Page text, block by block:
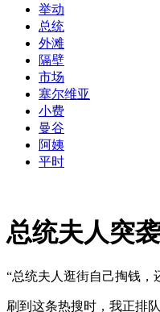
举动
总统
外滩
隔壁
市场
塞尔维亚
小费
曼谷
阿姨
平时
总统夫人突
“总统夫人逛街自己掏钱，
刷到这条热搜时，我正排